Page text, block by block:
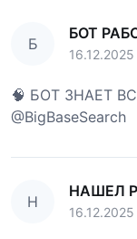
Б
БОТ
🧠 БОТ ЗНАЕТ
@BigBaseSearch
Н
НАШЕЛ